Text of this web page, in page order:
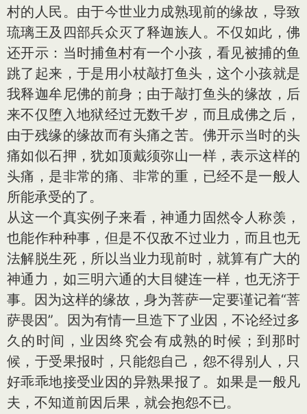
村的人民。由于今世业力成熟现前的缘故，导致
琉璃王及四部兵众灭了释迦族人。不仅如此，佛
还开示：当时捕鱼村有一个小孩，看见被捕的鱼
跳了起来，于是用小杖敲打鱼头，这个小孩就是
我释迦牟尼佛的前身；由于敲打鱼头的缘故，后
来不仅堕入地狱经过无数千岁，而且成佛之后，
由于残缘的缘故而有头痛之苦。佛开示当时的头
痛如似石押，犹如顶戴须弥山一样，表示这样的
头痛，是非常的痛、非常的重，已经不是一般人
所能承受的了。
从这一个真实例子来看，神通力固然令人称羡，
也能作种种事，但是不仅敌不过业力，而且也无
法解脱生死，所以当业力现前时，就算有广大的
神通力，如三明六通的大目犍连一样，也无济于
事。因为这样的缘故，身为菩萨一定要谨记着“菩
萨畏因”。因为有情一旦造下了业因，不论经过多
久的时间，业因终究会有成熟的时候；到那时
候，于受果报时，只能怨自己，怨不得别人，只
好乖乖地接受业因的异熟果报了。如果是一般凡
夫，不知道前因后果，就会抱怨不已。